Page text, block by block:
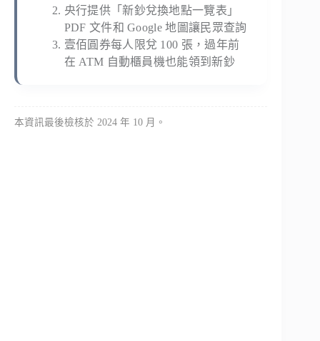
央行提供「新鈔兌換地點一覽表」
PDF 文件和 Google 地圖讓民眾查詢
壹佰圓券每人限兌 100 張，過年前
在 ATM 自動櫃員機也能領到新鈔
本資訊最後檢核於 2024 年 10 月。